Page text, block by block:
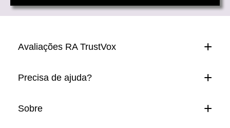
Avaliações RA TrustVox
Precisa de ajuda?
Sobre